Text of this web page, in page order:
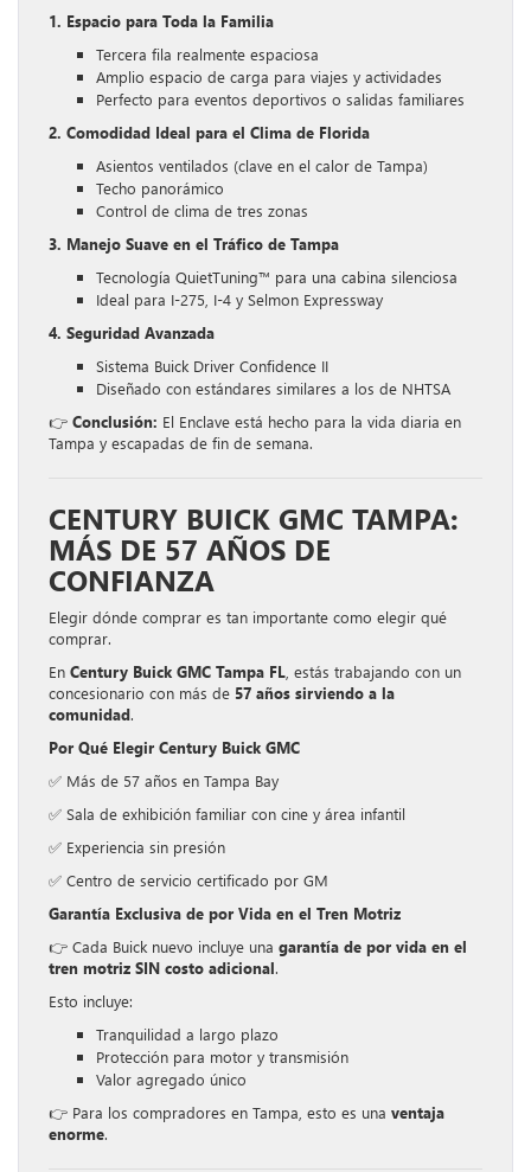
1. Espacio para Toda la Familia
Tercera fila realmente espaciosa
Amplio espacio de carga para viajes y actividades
Perfecto para eventos deportivos o salidas familiares
2. Comodidad Ideal para el Clima de Florida
Asientos ventilados (clave en el calor de Tampa)
Techo panorámico
Control de clima de tres zonas
3. Manejo Suave en el Tráfico de Tampa
Tecnología QuietTuning™ para una cabina silenciosa
Ideal para I-275, I-4 y Selmon Expressway
4. Seguridad Avanzada
Sistema Buick Driver Confidence II
Diseñado con estándares similares a los de NHTSA
👉 Conclusión: El Enclave está hecho para la vida diaria en
Tampa y escapadas de fin de semana.
CENTURY BUICK GMC TAMPA:
MÁS DE 57 AÑOS DE
CONFIANZA
Elegir dónde comprar es tan importante como elegir qué
comprar.
En Century Buick GMC Tampa FL , estás trabajando con un
concesionario con más de 57 años sirviendo a la
comunidad.
Por Qué Elegir Century Buick GMC
✅ Más de 57 años en Tampa Bay
✅ Sala de exhibición familiar con cine y área infantil
✅ Experiencia sin presión
✅ Centro de servicio certificado por GM
Garantía Exclusiva de por Vida en el Tren Motriz
👉 Cada Buick nuevo incluye una garantía de por vida en el
tren motriz SIN costo adicional.
Esto incluye:
Tranquilidad a largo plazo
Protección para motor y transmisión
Valor agregado único
👉 Para los compradores en Tampa, esto es una ventaja
enorme.